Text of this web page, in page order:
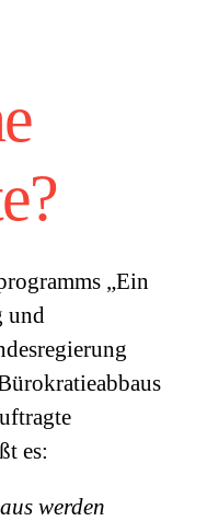
„Ein
und
es:
werden